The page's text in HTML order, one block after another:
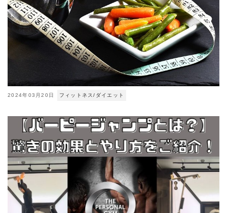
2024年03月20日 フィットネス/ダイエット